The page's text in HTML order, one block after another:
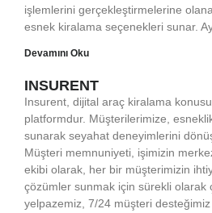
işlemlerini gerçekleştirmelerine
esnek kiralama seçenekleri sunar.
Devamını Oku
INSURENT
Insurent, dijital araç kiralama
platformdur. Müşterilerimize,
sunarak seyahat deneyimlerini
Müşteri memnuniyeti, işimizin
ekibi olarak, her bir müşterimizin
çözümler sunmak için sürekli olarak
yelpazemiz, 7/24 müşteri